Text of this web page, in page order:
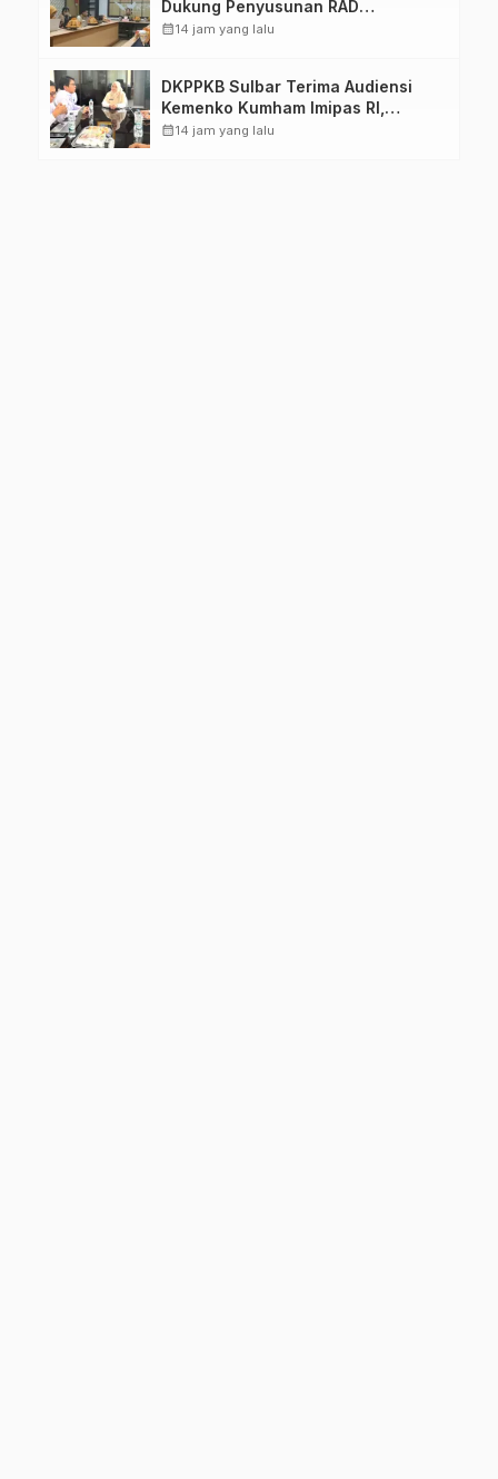
Dukung Penyusunan RAD
TPB/SDGs Sulawesi Barat
calendar_month14 jam yang lalu
DKPPKB Sulbar Terima Audiensi
Kemenko Kumham Imipas RI,
Perkuat Pelayanan Kesehatan bagi
calendar_month14 jam yang lalu